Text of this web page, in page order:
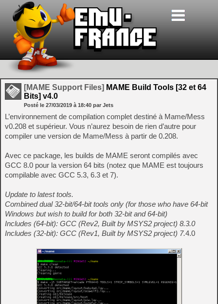
[MAME Support Files] MAME Build Tools [32 et 64
Bits] v4.0
Posté le 27/03/2019 à 18:40 par Jets
L’environnement de compilation complet destiné à Mame/Mess
v0.208 et supérieur. Vous n’aurez besoin de rien d’autre pour
compiler une version de Mame/Mess à partir de 0.208.
Avec ce package, les builds de MAME seront compilés avec
GCC 8.0 pour la version 64 bits (notez que MAME est toujours
compilable avec GCC 5.3, 6.3 et 7).
Update to latest tools.
Combined dual 32-bit/64-bit tools only (for those who have 64-bit
Windows but wish to build for both 32-bit and 64-bit)
Includes (64-bit): GCC (Rev2, Built by MSYS2 project) 8.3.0
Includes (32-bit): GCC (Rev1, Built by MSYS2 project) 7.4.0